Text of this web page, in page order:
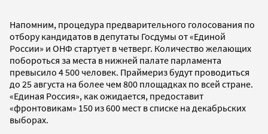
Напомним, процедура предварительного голосования по
отбору кандидатов в депутаты Госдумы от «Единой
России» и ОНФ стартует в четверг. Количество желающих
побороться за места в нижней палате парламента
превысило 4 500 человек. Праймериз будут проводиться
до 25 августа на более чем 800 площадках по всей стране.
«Единая Россия», как ожидается, предоставит
«фронтовикам» 150 из 600 мест в списке на декабрьских
выборах.